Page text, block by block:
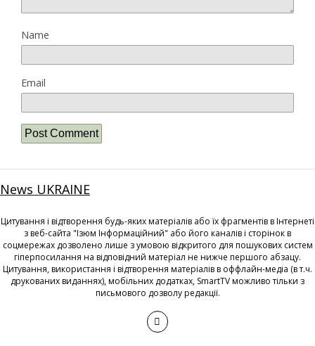
Name
Email
News UKRAINE
Цитування і відтворення будь-яких матеріалів або їх фрагментів в Інтернеті
з веб-сайта "Ізюм Інформаційний" або його каналів і сторінок в
соцмережах дозволено лише з умовою відкритого для пошукових систем
гіперпосилання на відповідний матеріал не нижче першого абзацу.
Цитування, використання і відтворення матеріалів в оффлайн-медіа (в т.ч.
друкованих виданнях), мобільних додатках, SmartTV можливо тільки з
письмового дозволу редакції.